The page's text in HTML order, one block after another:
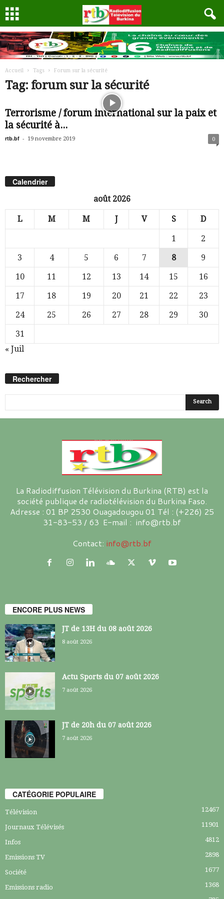
Accueil Tags Forum sur la sécurité
Tag: forum sur la sécurité
Terrorisme / forum international sur la paix et
la sécurité à...
rtb.bf - 19 novembre 2019 0
Calendrier
août 2026
L M M J V S D
1
2
3
4 5 6 7 8
9
10
11 12 13 14 15
16
17
18 19 20 21 22
23
24
25 26 27 28 29
30
31
« Juil
Rechercher
La Radiodiffusion Télévision du Burkina (RTB) est la
société publique de radiotélévision du Burkina Faso.
Adresse : 01 BP 2530 Ouagadougou 01 Tél : (+226) 25
31-83-53 / 63 E-mail : info@rtb.bf
Contact: info@rtb.bf
ENCORE PLUS NEWS
JT de 13H du 08 août 2026
8 août 2026
Actu Sports du 07 août 2026
7 août 2026
JT de 20h du 07 août 2026
7 août 2026
CATÉGORIE POPULAIRE
Télévision 12467
Journaux Télévisés 11901
Infos 4812
Emissions TV 2898
Société 1677
Emissions radio 1368